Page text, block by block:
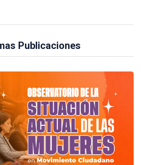
Publicaciones